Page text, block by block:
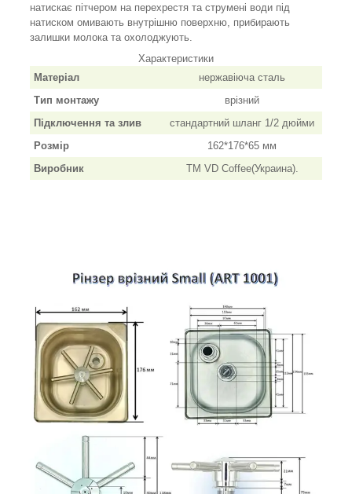
натискає пітчером на перехрестя та струмені води під
натиском омивають внутрішню поверхню, прибирають
залишки молока та охолоджують.
Характеристики
Матеріал
нержавіюча сталь
Тип монтажу
врізний
Підключення та злив
стандартний шланг 1/2 дюйми
Розмір
162*176*65 мм
Виробник
ТМ VD Coffee(Украина).